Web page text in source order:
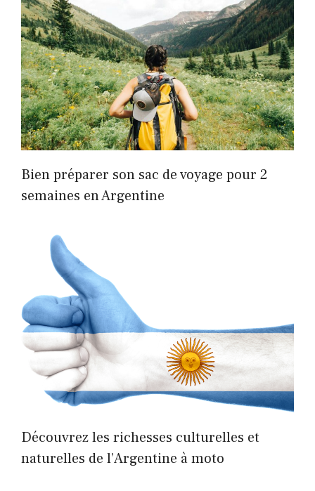
Bien préparer son sac de voyage pour 2
semaines en Argentine
Découvrez les richesses culturelles et
naturelles de l’Argentine à moto